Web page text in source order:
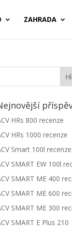
ZAHRADA
HRs 800 recenze
HRs 1000 recenze
Smart 100l recenze
SMART EW 100l
SMART ME 400
SMART ME 600
SMART ME 300
SMART E Plus 210